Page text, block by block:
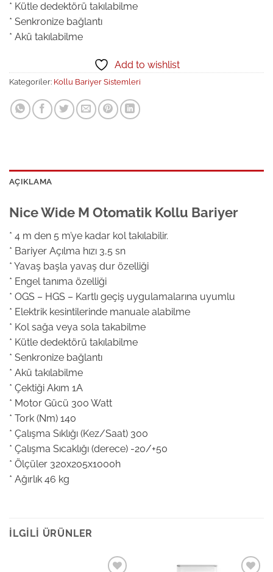
* Kütle dedektörü takılabilme
* Senkronize bağlantı
* Akü takılabilme
Add to wishlist
Kategoriler: Kollu Bariyer Sistemleri
AÇIKLAMA
Nice Wide M Otomatik Kollu Bariyer
* 4 m den 5 m’ye kadar kol takılabilir.
* Bariyer Açılma hızı 3,5 sn
* Yavaş başla yavaş dur özelliği
* Engel tanıma özelliği
* OGS – HGS – Kartlı geçiş uygulamalarına uyumlu
* Elektrik kesintilerinde manuale alabilme
* Kol sağa veya sola takabilme
* Kütle dedektörü takılabilme
* Senkronize bağlantı
* Akü takılabilme
* Çektiği Akım 1A
* Motor Gücü 300 Watt
* Tork (Nm) 140
* Çalışma Sıklığı (Kez/Saat) 300
* Çalışma Sıcaklığı (derece) -20/+50
* Ölçüler 320x205x1000h
* Ağırlık 46 kg
İLGILI ÜRÜNLER